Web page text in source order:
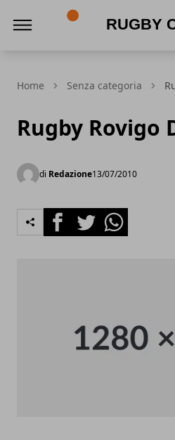
Home Senza categoria
Rugby Rovigo
di Redazione13/07/2010
FacebookTwitterWhatsapp